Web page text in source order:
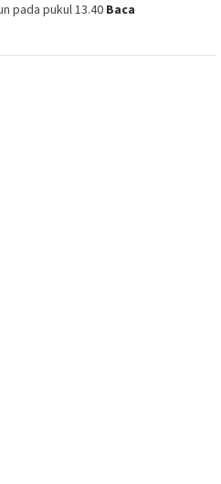
pada pukul 13.40 Baca